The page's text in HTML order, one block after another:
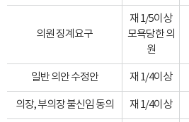
의원 징계요구
재 1/5이상
모욕당한 의
원
일반 의안 수정안 재 1/4이상
의장, 부의장 불신임 동의 재 1/4이상